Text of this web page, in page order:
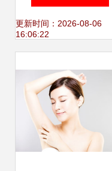
持久祛味，远离狐
更新时间：2026-08-06
16:06:22